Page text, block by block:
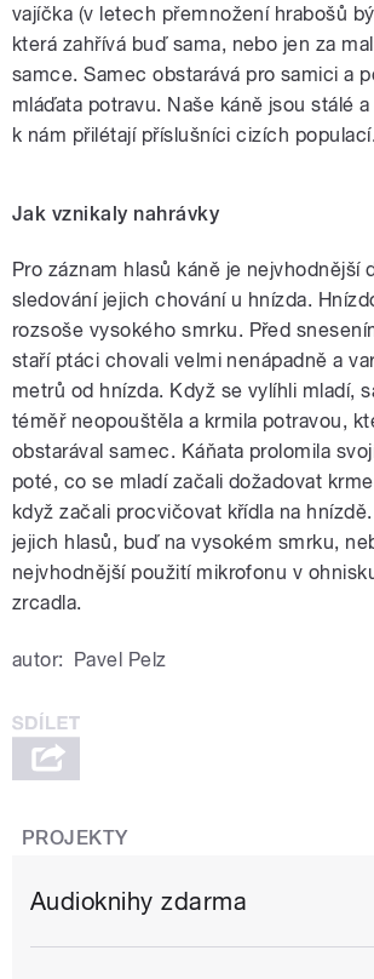
vajíčka (v letech přemnožení hrabošů
která zahřívá buď sama, nebo jen za
samce. Samec obstarává pro samici a
mláďata potravu. Naše káně jsou stálé
k nám přilétají příslušníci cizích populací.
Jak vznikaly nahrávky
Pro záznam hlasů káně je nejvhodnější
sledování jejich chování u hnízda.
rozsoše vysokého smrku. Před
staří ptáci chovali velmi nenápadně a
metrů od hnízda. Když se vylíhli mladí,
téměř neopouštěla a krmila potravou,
obstarával samec. Káňata prolomila
poté, co se mladí začali dožadovat
když začali procvičovat křídla na
jejich hlasů, buď na vysokém smrku,
nejvhodnější použití mikrofonu v
zrcadla.
autor: Pavel Pelz
PROJEKTY
Audioknihy zdarma